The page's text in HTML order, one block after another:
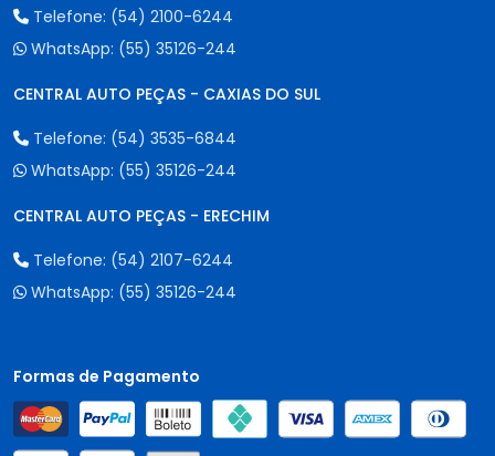
Telefone: (54) 2100-6244
WhatsApp: (55) 35126-244
CENTRAL AUTO PEÇAS - CAXIAS DO SUL
Telefone: (54) 3535-6844
WhatsApp: (55) 35126-244
CENTRAL AUTO PEÇAS - ERECHIM
Telefone: (54) 2107-6244
WhatsApp: (55) 35126-244
Formas de Pagamento